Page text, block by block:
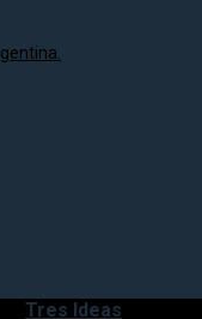
Tres Ideas